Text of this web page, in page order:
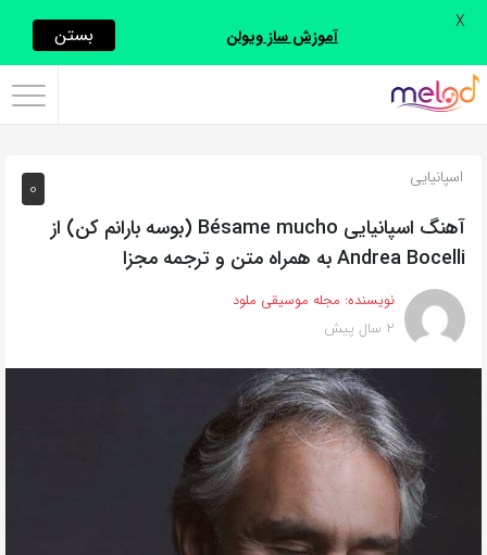
اشتراک
با
روش‌های
زیر
این
صفحه
را
اشتراک
0 اسپانیایی
آهنگ اسپانیایی Bésame mucho (بوسه بارانم کن) از
Andrea Bocelli به همراه متن و ترجمه مجزا
نویسنده: مجله موسیقی ملود
2 سال پیش
آموزش ساز ویولن بستن X